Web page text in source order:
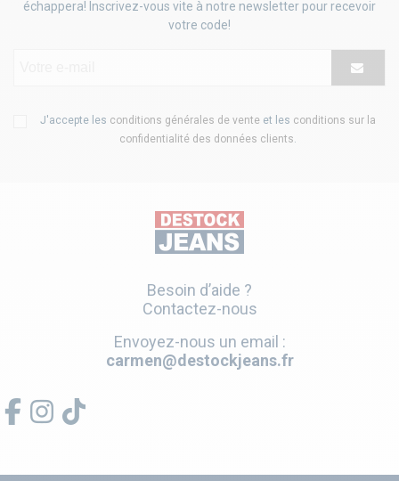
échappera! Inscrivez-vous vite à notre newsletter pour recevoir
votre code!
J'accepte les conditions générales de vente et les conditions sur la
confidentialité des données clients
Besoin d’aide ?
Contactez-nous
Envoyez-nous un email :
carmen@destockjeans.fr